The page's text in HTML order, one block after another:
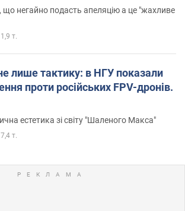
негайно подасть апеляцію а це "жахливе
1,9 т.
лише тактику: в НГУ показали
проти російських FPV-дронів.
естетика зі світу "Шаленого Макса"
7,4 т.